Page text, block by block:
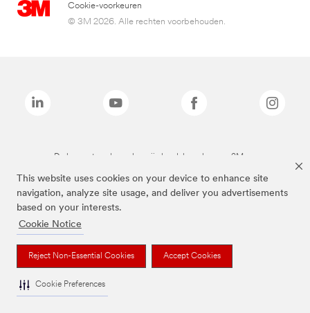
This website uses cookies on your device to enhance site
navigation, analyze site usage, and deliver you advertisements
based on your interests.
Cookie Notice
Reject Non-Essential Cookies Accept Cookies
Cookie Preferences
Cookie-voorkeuren
© 3M 2026. Alle rechten voorbehouden.
De bovenstaande merken zijn handelsmerken van 3M.we